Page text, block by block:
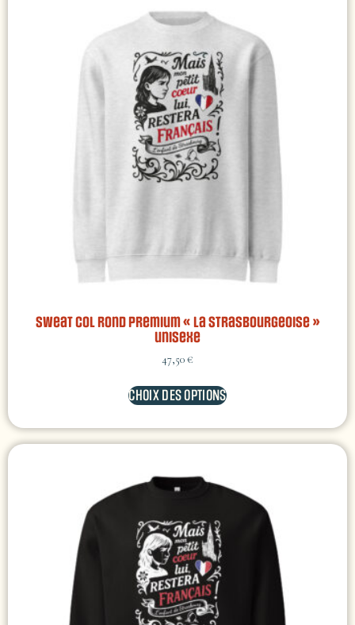
Sweat col rond premium « La Strasbourgeoise »
unisexe
47,50€
CHOIX DES OPTIONS